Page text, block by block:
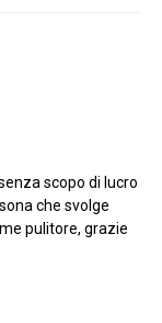
scopo di lucro
che svolge
pulitore, grazie